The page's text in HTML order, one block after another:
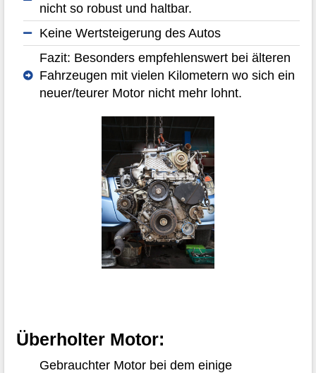
nicht so robust und haltbar.
Keine Wertsteigerung des Autos
Fazit: Besonders empfehlenswert bei älteren
Fahrzeugen mit vielen Kilometern wo sich ein
neuer/teurer Motor nicht mehr lohnt.
Überholter Motor:
Gebrauchter Motor bei dem einige